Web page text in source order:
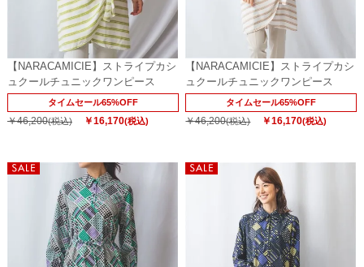
【NARACAMICIE】ストライプカシ
ュクールチュニックワンピース
タイムセール65%OFF
￥46,200(税込) ￥16,170(税込)
【NARACAMICIE】ストライプカシ
ュクールチュニックワンピース
タイムセール65%OFF
￥46,200(税込) ￥16,170(税込)